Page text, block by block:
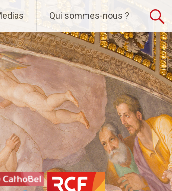
Qui sommes-nous ?